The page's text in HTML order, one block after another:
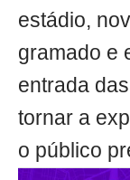
estádio,
gramado e
entrada
tornar a
o público